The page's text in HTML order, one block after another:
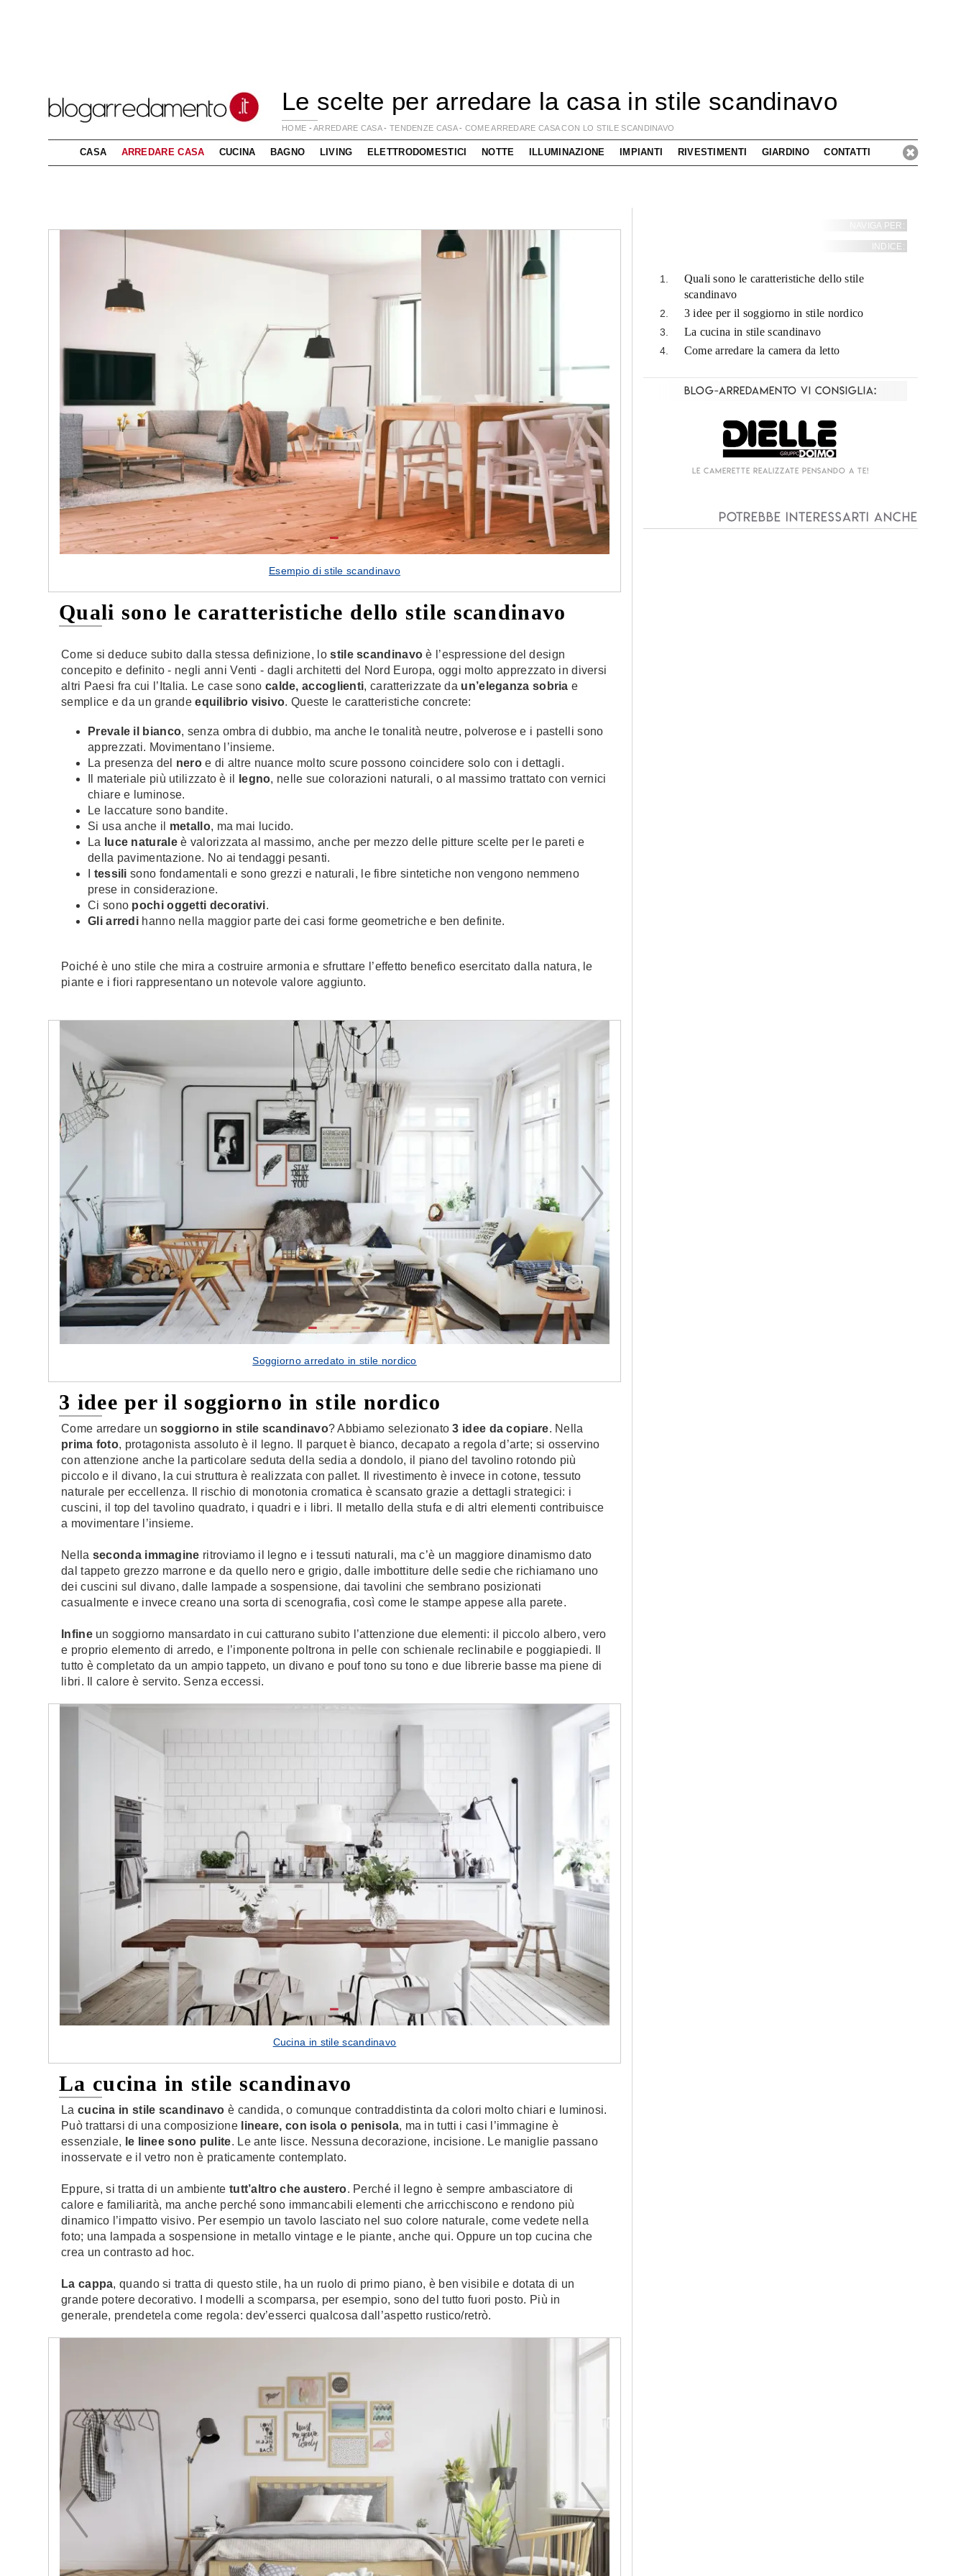
Le scelte per arredare la casa in stile scandinavo
HOME -ARREDARE CASA- TENDENZE CASA - COME ARREDARE CASA CON LO STILE SCANDINAVO
CASA ARREDARE CASA CUCINA BAGNO LIVING ELETTRODOMESTICI NOTTE ILLUMINAZIONE IMPIANTI RIVESTIMENTI GIARDINO CONTATTI
Esempio di stile scandinavo
Quali sono le caratteristiche dello stile scandinavo
Come si deduce subito dalla stessa definizione, lostile scandinavo è l’espressione del design
concepito e definito - negli anni Venti - dagli architetti del Nord Europa, oggi molto apprezzato in diversi
altri Paesi fra cui l’Italia. Le case sono calde, accoglienti, caratterizzate da un’eleganza sobria e
semplice e da un grandeequilibrio visivo. Queste le caratteristiche concrete:
Prevale il bianco, senza ombra di dubbio, ma anche le tonalità neutre, polverose e i pastelli sono
apprezzati. Movimentano l’insieme.
La presenza del nero e di altre nuance molto scure possono coincidere solo con i dettagli.
Il materiale più utilizzato è il
legno, nelle sue colorazioni naturali, o al massimo trattato con vernici
chiare e luminose.
Le laccature sono bandite.
Si usa anche il metallo, ma mai lucido.
La
luce naturaleè valorizzata al massimo, anche per mezzo delle pitture scelte per le pareti e
della pavimentazione. No ai tendaggi pesanti.
tessili sono fondamentali e sono grezzi e naturali, le fibre sintetiche non vengono nemmeno
prese in considerazione.
Ci sono pochi oggetti decorativi.
Gli arredi hanno nella maggior parte dei casi forme geometriche e ben definite.
Poiché è uno stile che mira a costruire armonia e sfruttare l’effetto benefico esercitato dalla natura, le
piante e i fiori rappresentano un notevole valore aggiunto.
Soggiorno arredato in stile nordico
3 idee per il soggiorno in stile nordico
Come arredare unsoggiorno in stile scandinavo? Abbiamo selezionato3 idee da copiare. Nella
prima foto, protagonista assoluto è il legno. Il parquet è bianco, decapato a regola d’arte; si osservino
con attenzione anche la particolare seduta della sedia a dondolo, il piano del tavolino rotondo più
piccolo e il divano, la cui struttura è realizzata con pallet. Il rivestimento è invece in cotone, tessuto
naturale per eccellenza. Il rischio di monotonia cromatica è scansato grazie a dettagli strategici: i
cuscini, il top del tavolino quadrato, i quadri e i libri. Il metallo della stufa e di altri elementi contribuisce
a movimentare l’insieme.
Nella seconda immagine ritroviamo il legno e i tessuti naturali, ma c’è un maggiore dinamismo dato
dal tappeto grezzo marrone e da quello nero e grigio, dalle imbottiture delle sedie che richiamano uno
dei cuscini sul divano, dalle lampade a sospensione, dai tavolini che sembrano posizionati
casualmente e invece creano una sorta di scenografia, così come le stampe appese alla parete.
Infineun soggiorno mansardato in cui catturano subito l’attenzione due elementi: il piccolo albero, vero
e proprio elemento di arredo, e l’imponente poltrona in pelle con schienale reclinabile e poggiapiedi. Il
tutto è completato da un ampio tappeto, un divano e pouf tono su tono e due librerie basse ma piene di
libri. Il calore è servito. Senza eccessi.
Cucina in stile scandinavo
La cucina in stile scandinavo
La cucina in stile scandinavo è candida, o comunque contraddistinta da colori molto chiari e luminosi.
Può trattarsi di una composizione lineare, con isola o penisola, ma in tutti i casi l’immagine è
essenziale, le linee sono pulite. Le ante lisce. Nessuna decorazione, incisione. Le maniglie passano
inosservate e il vetro non è praticamente contemplato.
Eppure, si tratta di un ambiente tutt’altro che austero. Perché il legno è sempre ambasciatore di
calore e familiarità, ma anche perché sono immancabili elementi che arricchiscono e rendono più
dinamico l’impatto visivo. Per esempio un tavolo lasciato nel suo colore naturale, come vedete nella
foto; una lampada a sospensione in metallo vintage e le piante, anche qui. Oppure un top cucina che
crea un contrasto ad hoc.
La cappa, quando si tratta di questo stile, ha un ruolo di primo piano, è ben visibile e dotata di un
grande potere decorativo. I modelli a scomparsa, per esempio, sono del tutto fuori posto. Più in
generale, prendetela come regola: dev’esserci qualcosa dall’aspetto rustico/retrò.
NAVIGA PER:
INDICE:
Quali sono le caratteristiche dello stile
scandinavo
3 idee per il soggiorno in stile nordico
La cucina in stile scandinavo
Come arredare la camera da letto
Blog-Arredamento vi consiglia:
nostre porte Cappe cucina dal design innovativo
Le camerette realizzate pensando a te!
Potrebbe interessarti anche